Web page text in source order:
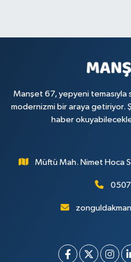
Manşet 67, yepyeni
modernizmi bir araya getiriyor.
haber
Müftü Mah. Nimet Hoca